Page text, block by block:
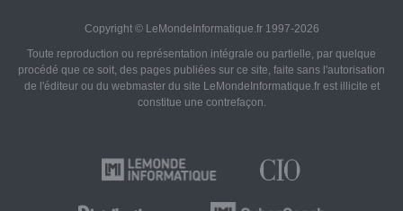
Copyright © LeMondeInformatique.fr 1997-2026
Toute reproduction ou représentation intégrale ou partielle, par quelque
procédé que ce soit, des pages publiées sur ce site, faite sans l'autorisation
de l'éditeur ou du webmaster du site LeMondeInformatique.fr est illicite et
constitue une contrefaçon.